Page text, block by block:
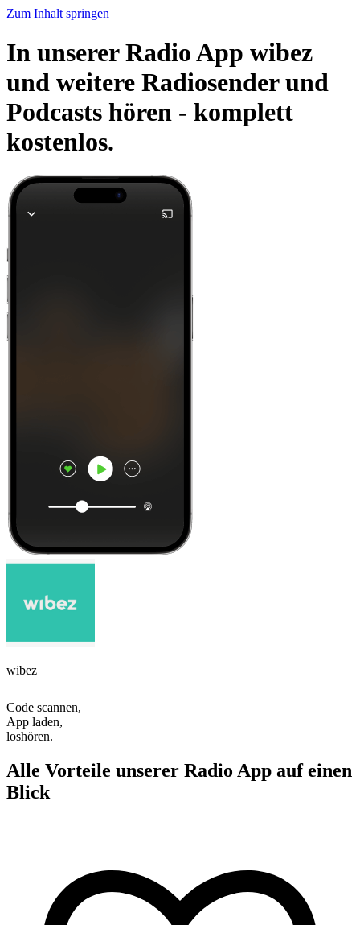
Zum Inhalt springen
In unserer Radio App wibez
und weitere Radiosender und
Podcasts hören - komplett
kostenlos.
wibez
Code scannen,
App laden,
loshören.
Alle Vorteile unserer Radio App auf einen
Blick